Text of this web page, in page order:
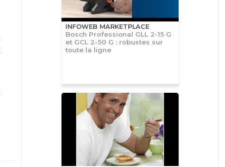
INFOWEB MARKETPLACE
Bosch Professional GLL 2-15 G
et GCL 2-50 G : robustes sur
toute la ligne